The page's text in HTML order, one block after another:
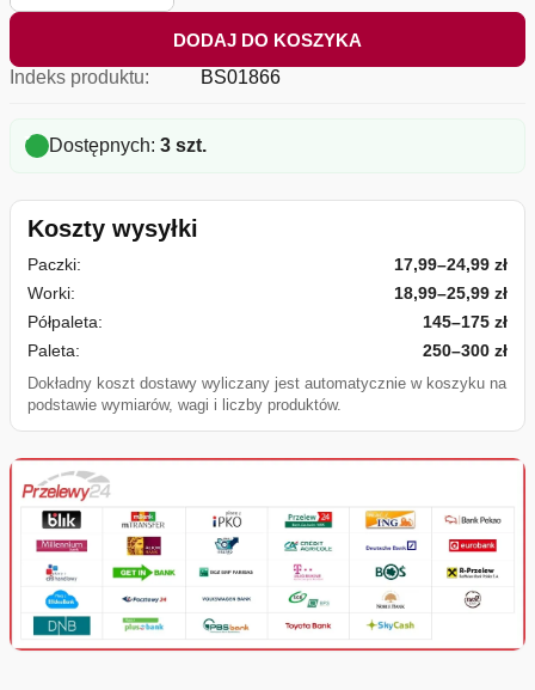
DODAJ DO KOSZYKA
Indeks produktu:
BS01866
Dostępnych: 3 szt.
Koszty wysyłki
Paczki:
17,99–24,99 zł
Worki:
18,99–25,99 zł
Półpaleta:
145–175 zł
Paleta:
250–300 zł
Dokładny koszt dostawy wyliczany jest automatycznie w koszyku na
podstawie wymiarów, wagi i liczby produktów.